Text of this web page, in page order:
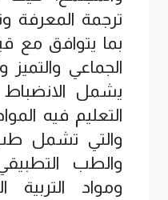
ترجمة المعرفة
بما يتوافق مع
الجماعي والتميز
يشمل الانضباط
التعليم فيه
والتي تشمل طب
والطب
ومواد